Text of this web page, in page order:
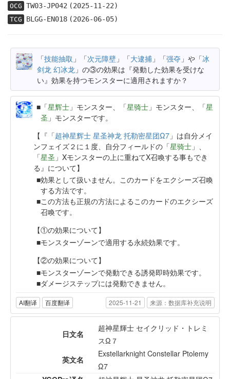
OCG TW03-JP042(2025-11-22)
TCG BLGG-EN018(2026-06-05)
「技能抽取 」「次元障壁 」「大逮捕 」「强夺 」や「冰
剑龙 幻冰龙 」の③の効果は『発動した効果を受けな
い』効果を持つモンスターに適用されますか？
「星辉士 」モンスター、「星骑士 」モンスター、「星
圣 」モンスターです。
【『「超神星辉士 星圣神龙 托勒密星团Ω7 」は自分メイ
ンフェイズ２に１度、自分フィールドの「星骑士 」、
「星圣 」Xモンスターの上に重ねてX召喚する事もでき
る』について】
効果として扱いません。このカードをエクシーズ召喚
する方法です。
この方法も正規の方法によるこのカードのエクシーズ
召喚です。
【①の効果について】
モンスターゾーンで適用する永続効果です。
【②の効果について】
モンスターゾーンで発動できる誘発即時効果です。
ダメージステップには発動できません。
AI翻译 百度翻译 2025-11-21 来源：数据库补充说明
日文名
超神星輝士 セイクリッド・トレミ
スΩ７
英文名
Exstellarknight Constellar Ptolemy
Ω7